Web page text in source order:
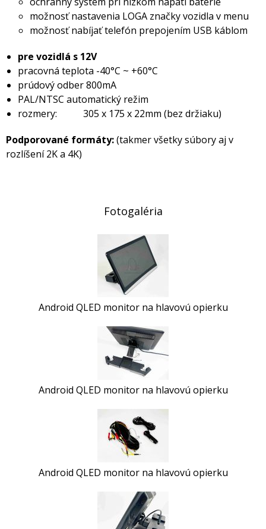
možnosť nastavenia LOGA značky vozidla v menu
možnosť nabíjať telefón prepojením USB káblom
pre vozidlá s 12V
pracovná teplota -40°C ~ +60°C
prúdový odber 800mA
PAL/NTSC automatický režim
rozmery: 305 x 175 x 22mm (bez držiaku)
Podporované formáty:(takmer všetky súbory aj v
rozlíšení 2K a 4K)
Fotogaléria
Android QLED monitor na hlavovú opierku
Android QLED monitor na hlavovú opierku
Android QLED monitor na hlavovú opierku